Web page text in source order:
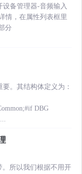
备管理器-音频输入
情，在属性列表框里
分
。其结构体定义为：
DBG
。所以我们根据不用开